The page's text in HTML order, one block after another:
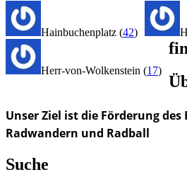
Hainbuchenplatz (42)
Herr-von-Wolkenstein (17)
Unser Ziel ist die Förderung des
Radwandern und Radball
Suche